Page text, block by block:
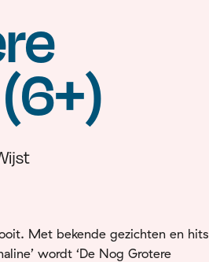
Met bekende gezichten en hits
wordt ‘De Nog Grotere